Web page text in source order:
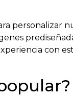
personalizar
con